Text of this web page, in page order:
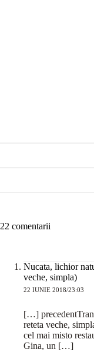
22 comentarii
Nucata, lichior
veche, simpla)
22 IUNIE 2018/23:03
[…]
reteta veche,
cel mai misto
Gina, un […]